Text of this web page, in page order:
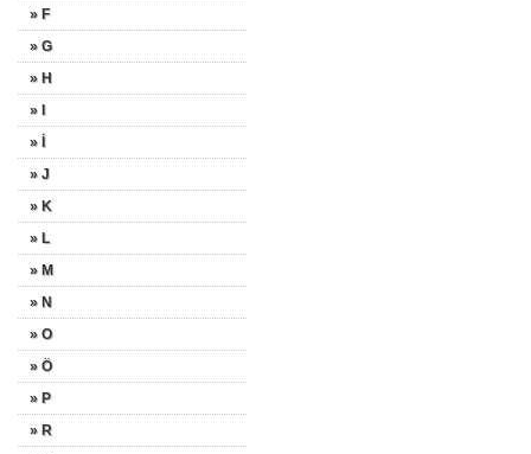
» F
» G
» H
» I
» İ
» J
» K
» L
» M
» N
» O
» Ö
» P
» R